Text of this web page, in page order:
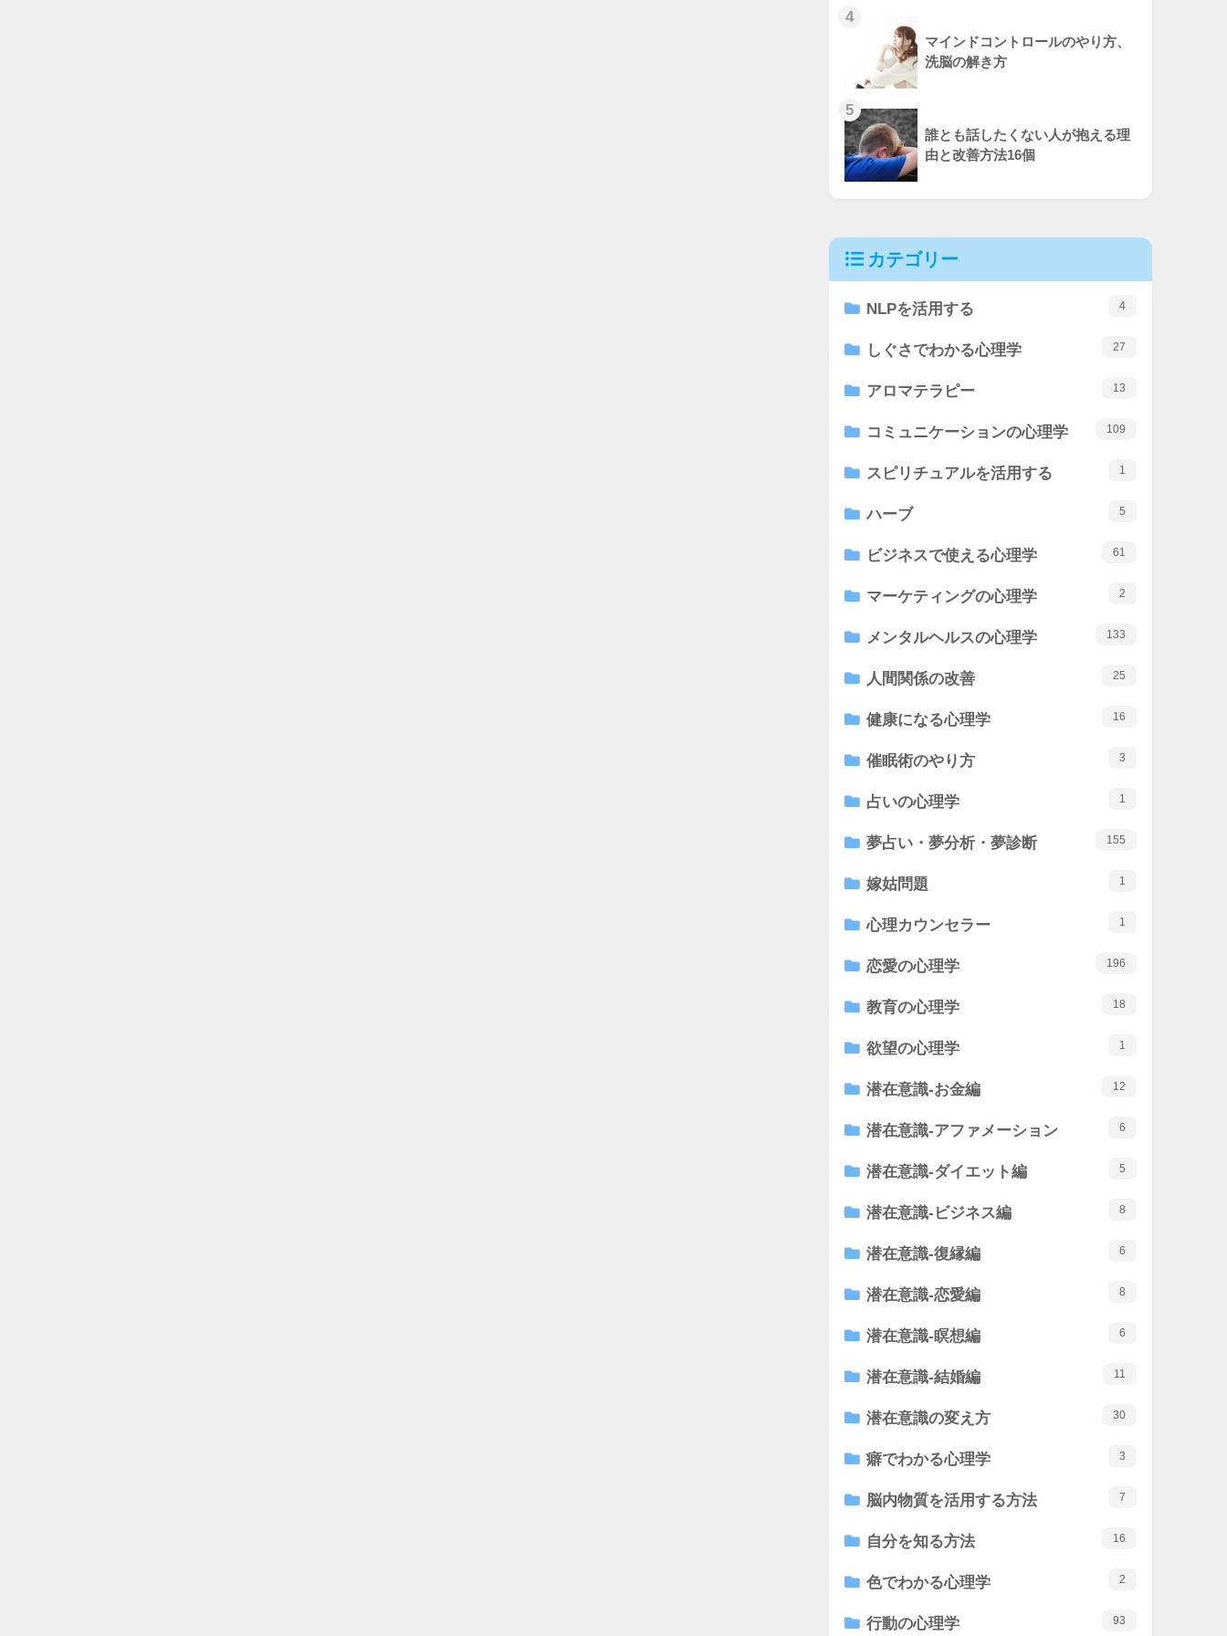
4
マインドコントロールのやり方、
洗脳の解き方
5
誰とも話したくない人が抱える理
由と改善方法16個
カテゴリー
NLPを活用する 4
しぐさでわかる心理学 27
アロマテラピー 13
コミュニケーションの心理学 109
スピリチュアルを活用する 1
ハーブ 5
ビジネスで使える心理学 61
マーケティングの心理学 2
メンタルヘルスの心理学 133
人間関係の改善 25
健康になる心理学 16
催眠術のやり方 3
占いの心理学 1
夢占い・夢分析・夢診断 155
嫁姑問題 1
心理カウンセラー 1
恋愛の心理学 196
教育の心理学 18
欲望の心理学 1
潜在意識-お金編 12
潜在意識-アファメーション 6
潜在意識-ダイエット編 5
潜在意識-ビジネス編 8
潜在意識-復縁編 6
潜在意識-恋愛編 8
潜在意識-瞑想編 6
潜在意識-結婚編 11
潜在意識の変え方 30
癖でわかる心理学 3
脳内物質を活用する方法 7
自分を知る方法 16
色でわかる心理学 2
行動の心理学 93